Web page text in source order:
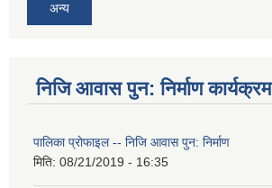
अन्य
निजि आवास पुन: निर्माण कार्यक्रम
पालिका प्राेफाइल -- निजि आवास पुन: निर्माण
मिति: 08/21/2019 - 16:35